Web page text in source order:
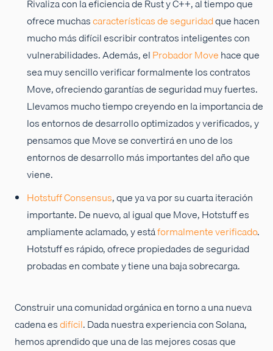
Rivaliza con la eficiencia de Rust y C++, al tiempo que
ofrece muchascaracterísticas de seguridadque hacen
mucho más difícil escribir contratos inteligentes con
vulnerabilidades. Además, elProbador Movehace que
sea muy sencillo verificar formalmente los contratos
Move, ofreciendo garantías de seguridad muy fuertes.
Llevamos mucho tiempo creyendo en la importancia de
los entornos de desarrollo optimizados y verificados, y
pensamos que Move se convertirá en uno de los
entornos de desarrollo más importantes del año que
viene.
Hotstuff Consensus, que ya va por su cuarta iteración
importante. De nuevo, al igual que Move, Hotstuff es
ampliamente aclamado, y estáformalmente verificado.
Hotstuff es rápido, ofrece propiedades de seguridad
probadas en combate y tiene una baja sobrecarga.
Construir una comunidad orgánica en torno a una nueva
cadena esdifícil. Dada nuestra experiencia con Solana,
hemos aprendido que una de las mejores cosas que